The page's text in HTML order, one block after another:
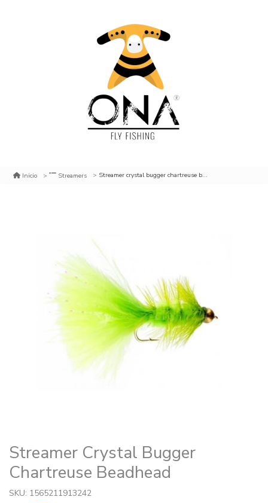
Inicio Streamers Streamer crystal bugger chartreuse beadhead
Streamer Crystal Bugger
Chartreuse Beadhead
SKU: 1565211913242